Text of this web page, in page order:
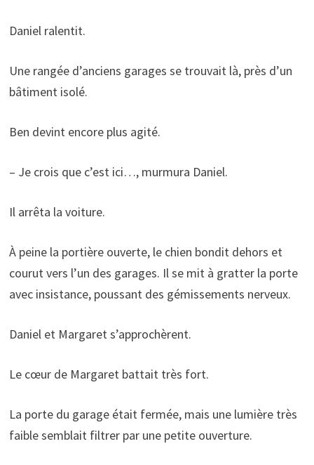
Daniel ralentit.
Une rangée d’anciens garages se trouvait là, près d’un
bâtiment isolé.
Ben devint encore plus agité.
– Je crois que c’est ici…, murmura Daniel.
Il arrêta la voiture.
À peine la portière ouverte, le chien bondit dehors et
courut vers l’un des garages. Il se mit à gratter la porte
avec insistance, poussant des gémissements nerveux.
Daniel et Margaret s’approchèrent.
Le cœur de Margaret battait très fort.
La porte du garage était fermée, mais une lumière très
faible semblait filtrer par une petite ouverture.